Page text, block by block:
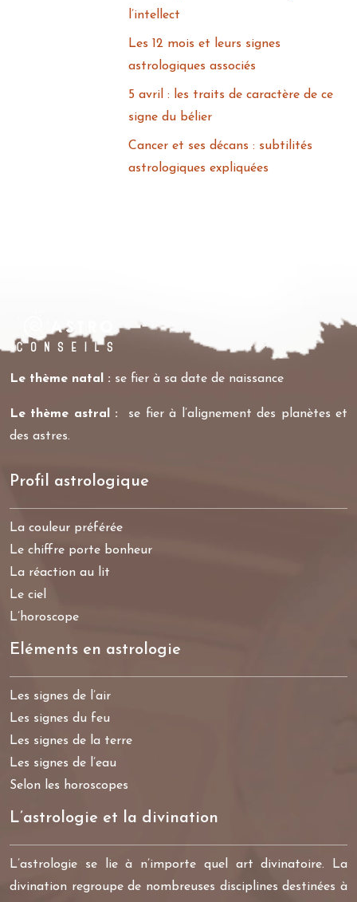
l’intellect
Les 12 mois et leurs signes
astrologiques associés
5 avril : les traits de caractère de ce
signe du bélier
Cancer et ses décans : subtilités
astrologiques expliquées
Le thème natal : se fier à sa date de naissance
Le thème astral :
se fier à l’alignement des planètes et
des astres.
Profil astrologique
La couleur préférée
Le chiffre porte bonheur
La réaction au lit
Le ciel
L’horoscope
Eléments en astrologie
Les signes de l’air
Les signes du feu
Les signes de la terre
Les signes de l’eau
Selon les horoscopes
L’astrologie et la divination
L’astrologie se lie à n’importe quel art divinatoire. La
divination regroupe de nombreuses disciplines destinées à